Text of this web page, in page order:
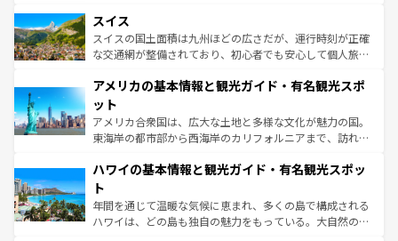
を参照してほしい。
は、お酒好きな人にはぜひ体験してほしい。 なお、新着の
ドイツ情報はコンテンツ一覧を参照してほしい。
リアごとに異なる魅力がある。また、優雅なアフタヌーン
ティー、ビール好きにはたまらない英国パブ、サッカー観
戦など、本場だからこそできる体験も豊富。イギリスを旅
ンツ一覧を参照してほしい。
スイス
スイスの国土面積は九州ほどの広さだが、運行時刻が正確
な交通網が整備されており、初心者でも安心して個人旅行
の建物がそのまま残る町や、スイスならではのユニークな
博物館もあり、アルプス観光だけでなく町歩きも満喫する
ことができる。国民の所得が高いため物価も高いが、旅行
者向けの交通パス提供のサービスもあり、うまく活用すれ
着のスイス情報はコンテンツ一覧を参照してほしい。
アメリカの基本情報と観光ガイド・有名観光スポ
ット
アメリカ合衆国は、広大な土地と多様な文化が魅力の国。
東海岸の都市部から西海岸のカリフォルニアまで、訪れる
のような巨大都市は、観光、ショッピング、エンターテイ
ンメントが詰まった刺激的なスポットだ。一方、アメリカ
西部には大自然が広がり、グランドキャニオンやイエロー
ストーン国立公園といった絶景が堪能できる。さらに、南
ハワイの基本情報と観光ガイド・有名観光スポッ
ト
年間を通じて温暖な気候に恵まれ、多くの島で構成される
ハワイは、どの島も独自の魅力をもっている。大自然の神